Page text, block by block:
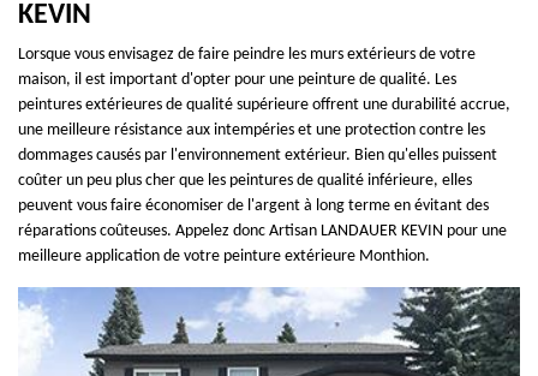
KEVIN
Lorsque vous envisagez de faire peindre les murs extérieurs de votre
maison, il est important d'opter pour une peinture de qualité. Les
peintures extérieures de qualité supérieure offrent une durabilité accrue,
une meilleure résistance aux intempéries et une protection contre les
dommages causés par l'environnement extérieur. Bien qu'elles puissent
coûter un peu plus cher que les peintures de qualité inférieure, elles
peuvent vous faire économiser de l'argent à long terme en évitant des
réparations coûteuses. Appelez donc Artisan LANDAUER KEVIN pour une
meilleure application de votre peinture extérieure Monthion.